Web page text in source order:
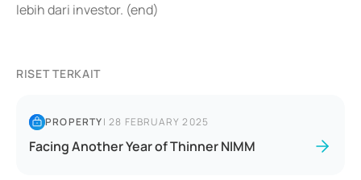
lebih dari investor. (end)
RISET TERKAIT
PROPERTY|28 FEBRUARY 2025
Facing Another Year of Thinner NIMM